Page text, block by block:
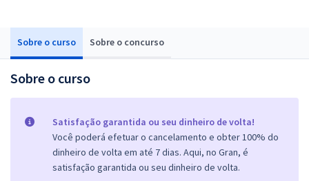
Sobre o curso Sobre o concurso
Sobre o curso
Satisfação garantida ou seu dinheiro de volta!
Você poderá efetuar o cancelamento e obter 100% do
dinheiro de volta em até 7 dias. Aqui, no Gran, é
satisfação garantida ou seu dinheiro de volta.